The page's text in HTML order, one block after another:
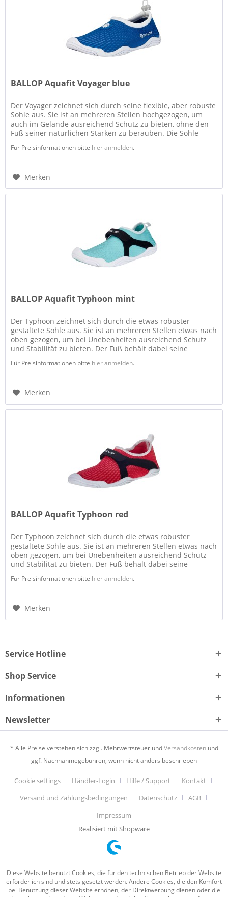
BALLOP Aquafit Voyager blue
Der Voyager zeichnet sich durch seine flexible, aber robuste
Sohle aus. Sie ist an mehreren Stellen hochgezogen, um
auch im Gelände ausreichend Schutz zu bieten, ohne den
Fuß seiner natürlichen Stärken zu berauben. Die Sohle
Für Preisinformationen bitte hier anmelden.
Merken
BALLOP Aquafit Typhoon mint
Der Typhoon zeichnet sich durch die etwas robuster
gestaltete Sohle aus. Sie ist an mehreren Stellen etwas nach
oben gezogen, um bei Unebenheiten ausreichend Schutz
und Stabilität zu bieten. Der Fuß behält dabei seine
Für Preisinformationen bitte hier anmelden.
Merken
BALLOP Aquafit Typhoon red
Der Typhoon zeichnet sich durch die etwas robuster
gestaltete Sohle aus. Sie ist an mehreren Stellen etwas nach
oben gezogen, um bei Unebenheiten ausreichend Schutz
und Stabilität zu bieten. Der Fuß behält dabei seine
Für Preisinformationen bitte hier anmelden.
Merken
Service Hotline
Shop Service
Informationen
Newsletter
* Alle Preise verstehen sich zzgl. Mehrwertsteuer undVersandkostenund
ggf. Nachnahmegebühren, wenn nicht anders beschrieben
Cookie settings Händler-Login Hilfe / Support
Kontakt
Versand und Zahlungsbedingungen
Datenschutz
AGB
Impressum
Realisiert mit Shopware
Diese Website benutzt Cookies, die für den technischen Betrieb der Website
erforderlich sind und stets gesetzt werden. Andere Cookies, die den Komfort
bei Benutzung dieser Website erhöhen, der Direktwerbung dienen oder die